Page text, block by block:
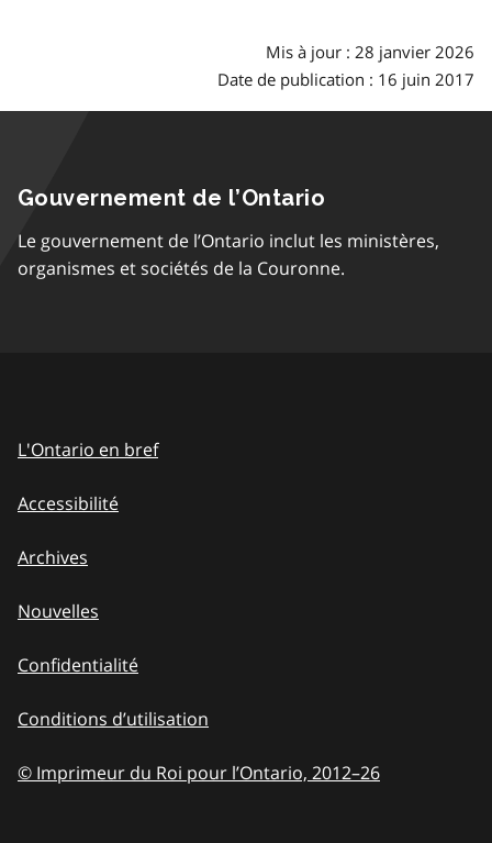
Mis à jour : 28 janvier 2026
Date de publication : 16 juin 2017
Gouvernement de l’Ontario
Le gouvernement de l’Ontario inclut les ministères,
organismes et sociétés de la Couronne.
L'Ontario en bref
Accessibilité
Archives
Nouvelles
Confidentialité
Conditions d’utilisation
© Imprimeur du Roi pour l’Ontario, 2012–to
26